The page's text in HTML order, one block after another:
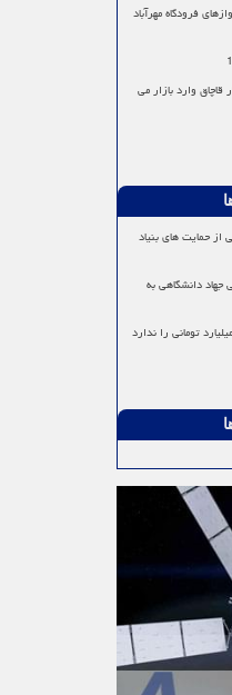
فرودگاه مهرآباد
قاچاق وارد بازار می
حمایت های بنیاد
دانشگاهی به